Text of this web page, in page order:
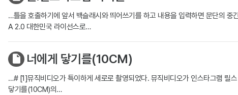
…틀을 호출하기에 앞서 백슬래시와 띄어쓰기를 하고 내용을 입력하면 문단의
A 2.0 대한민국 라이선스로…
너에게 닿기를(10CM)
…# [1]뮤직비디오가 특이하게 세로로 촬영되었다. 뮤직비디오가 인스타그램 릴
닿기를(10CM)의…